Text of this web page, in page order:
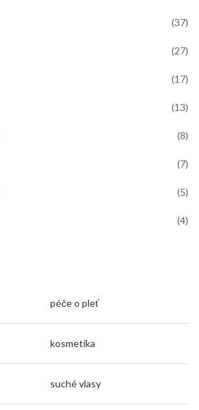
(37)
(27)
(17)
(13)
(8)
(7)
(5)
(4)
péče o pleť
kosmetika
suché vlasy